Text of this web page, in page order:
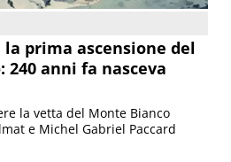
la prima ascensione del
240 anni fa nasceva
la vetta del Monte Bianco
e Michel Gabriel Paccard